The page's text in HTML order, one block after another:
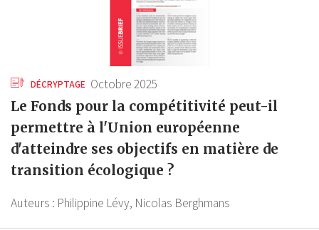
DÉCRYPTAGE Octobre 2025
Le Fonds pour la compétitivité peut-il
permettre à l'Union européenne
d'atteindre ses objectifs en matière de
transition écologique ?
Auteurs : Philippine Lévy, Nicolas Berghmans